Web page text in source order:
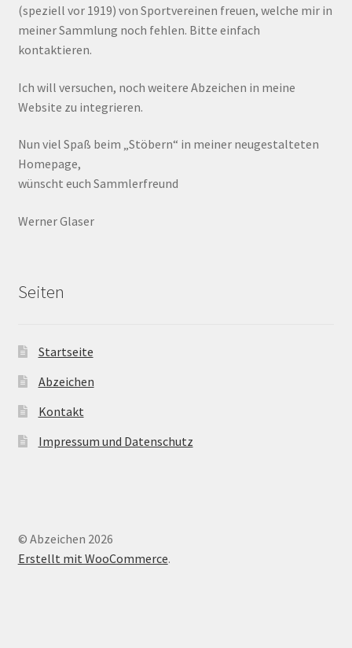
(speziell vor 1919) von Sportvereinen freuen, welche mir in
meiner Sammlung noch fehlen. Bitte einfach
kontaktieren.
Ich will versuchen, noch weitere Abzeichen in meine
Website zu integrieren.
Nun viel Spaß beim „Stöbern“ in meiner neugestalteten
Homepage,
wünscht euch Sammlerfreund
Werner Glaser
Seiten
Startseite
Abzeichen
Kontakt
Impressum und Datenschutz
© Abzeichen 2026
Erstellt mit WooCommerce.